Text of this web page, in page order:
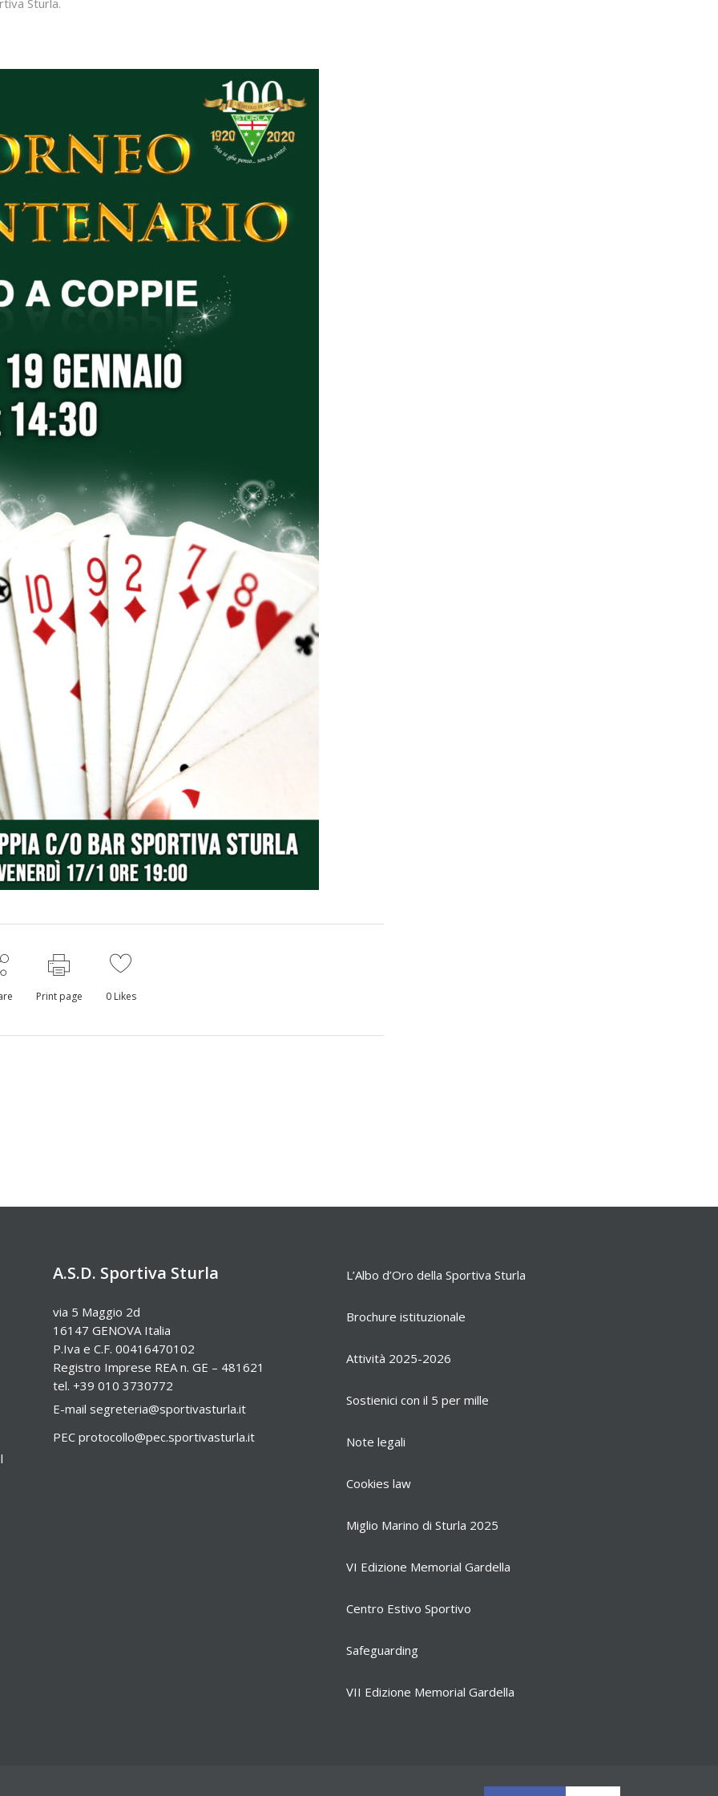
Sturla.
Print page 0Likes
A.S.D. Sportiva Sturla
via 5 Maggio 2d
16147 GENOVA Italia
P.Iva e C.F. 00416470102
Registro Imprese REA n. GE – 481621
tel. +39 010 3730772
E-mail segreteria@sportivasturla.it
PEC protocollo@pec.sportivasturla.it
L’Albo d’Oro della Sportiva Sturla
Brochure istituzionale
Attività 2025-2026
Sostienici con il 5 per mille
Note legali
Cookies law
Miglio Marino di Sturla 2025
VI Edizione Memorial Gardella
Centro Estivo Sportivo
Safeguarding
VII Edizione Memorial Gardella